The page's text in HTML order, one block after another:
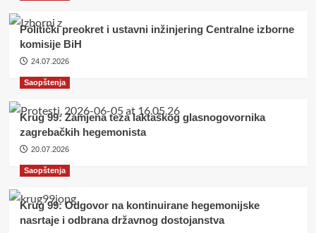
Politički preokret i ustavni inžinjering Centralne izborne
komisije BiH
24.07.2026
Saopštenja
Krug 99: Zamjena teza laktaškog glasnogovornika
zagrebačkih hegemonista
20.07.2026
Saopštenja
Krug 99: Odgovor na kontinuirane hegemonijske
nasrtaje i odbrana državnog dostojanstva